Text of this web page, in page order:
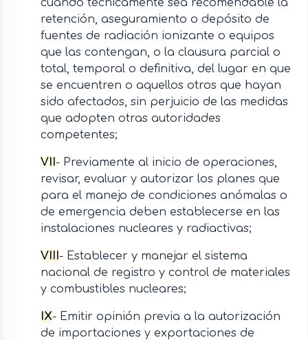
retención, aseguramiento o depósito de
fuentes de radiación ionizante o equipos
que las contengan, o la clausura parcial o
total, temporal o definitiva, del lugar en que
se encuentren o aquellos otros que hayan
sido afectados, sin perjuicio de las medidas
que adopten otras autoridades
competentes;
VII - Previamente al inicio de operaciones,
revisar, evaluar y autorizar los planes que
para el manejo de condiciones anómalas o
de emergencia deben establecerse en las
instalaciones nucleares y radiactivas;
VIII - Establecer y manejar el sistema
nacional de registro y control de materiales
y combustibles nucleares;
IX- Emitir opinión previa a la autorización
de importaciones y exportaciones de